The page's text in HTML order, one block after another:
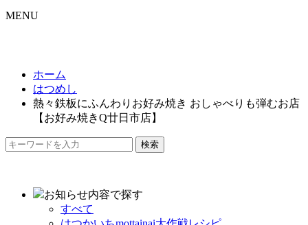
MENU
ホーム
はつめし
熱々鉄板にふんわりお好み焼き おしゃべりも弾むお店
【お好み焼きQ廿日市店】
検索
お知らせ内容で探す
すべて